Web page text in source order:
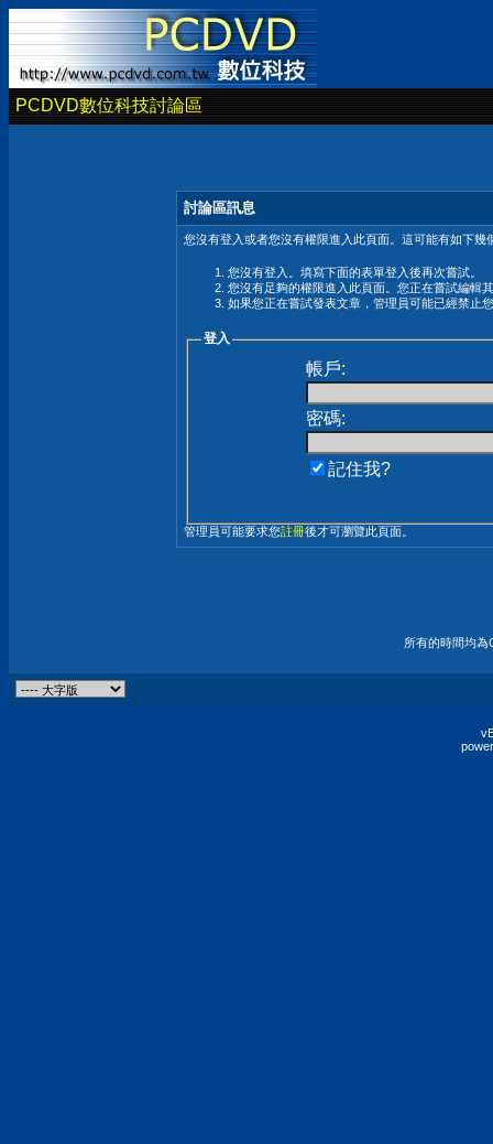
PCDVD數位科技討論區
討論區訊息
您沒有登入或者您沒有權限進入此頁面。這可能有如下幾
您沒有登入。填寫下面的表單登入後再次嘗試。
您沒有足夠的權限進入此頁面。您正在嘗試編輯
如果您正在嘗試發表文章，管理員可能已經禁止
登入
帳戶:
密碼:
記住我?
管理員可能要求您註冊後才可瀏覽此頁面。
所有的時間均為